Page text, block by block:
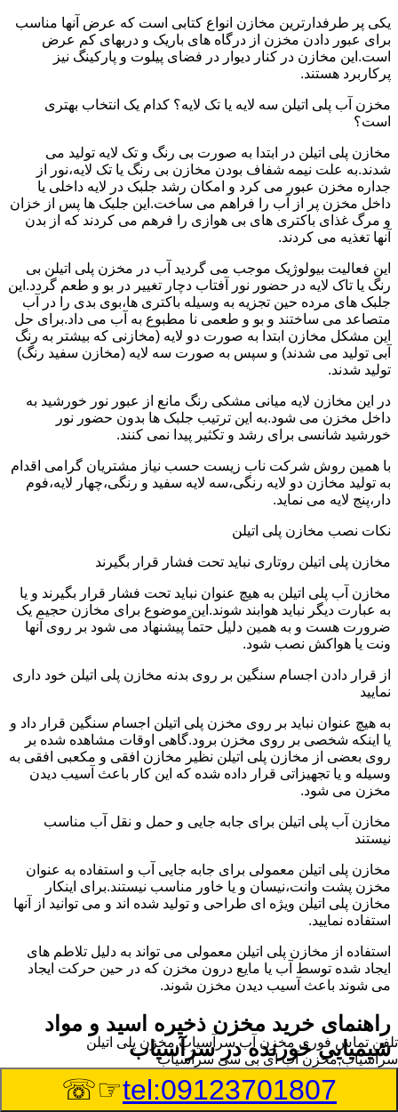
یکی پر طرفدارترین مخازن انواع کتابی است که عرض آنها مناسب
برای عبور دادن مخزن از درگاه های باریک و دربهای کم عرض
است.این مخازن در کنار دیوار در فضای پیلوت و پارکینگ نیز
پرکاربرد هستند.
مخزن آب پلی اتیلن سه لایه یا تک لایه؟ کدام یک انتخاب بهتری
است؟
مخازن پلی اتیلن در ابتدا به صورت بی رنگ و تک لایه تولید می
شدند.به علت نیمه شفاف بودن مخازن بی رنگ یا تک لایه،نور از
جداره مخزن عبور می کرد و امکان رشد جلبک در لایه داخلی یا
داخل مخزن پر از آب را فراهم می ساخت.این جلبک ها پس از خزان
و مرگ غذای باکتری های بی هوازی را فرهم می کردند که از بدن
آنها تغذیه می کردند.
این فعالیت بیولوژیک موجب می گردید آب در مخزن پلی اتیلن بی
رنگ یا تاک لایه در حضور نور آفتاب دچار تغییر در بو و طعم گردد.این
جلبک های مرده حین تجزیه به وسیله باکتری ها،بوی بدی را در آب
متصاعد می ساختند و بو و طعمی نا مطبوع به آب می داد.برای حل
این مشکل مخازن ابتدا به صورت دو لایه (مخازنی که بیشتر به رنگ
آبی تولید می شدند) و سپس به صورت سه لایه (مخازن سفید رنگ)
تولید شدند.
در این مخازن لایه میانی مشکی رنگ مانع از عبور نور خورشید به
داخل مخزن می شود.به این ترتیب جلبک ها بدون حضور نور
خورشید شانسی برای رشد و تکثیر پیدا نمی کنند.
با همین روش شرکت ناب زیست حسب نیاز مشتریان گرامی اقدام
به تولید مخازن دو لایه رنگی،سه لایه سفید و رنگی،چهار لایه،فوم
دار،پنج لایه می نماید.
نکات نصب مخازن پلی اتیلن
مخازن پلی اتیلن روتاری نباید تحت فشار قرار بگیرند
مخازن آب پلی اتیلن به هیچ عنوان نباید تحت فشار قرار بگیرند و یا
به عبارت دیگر نباید هوابند شوند.این موضوع برای مخازن حجیم یک
ضرورت هست و به همین دلیل حتماً پیشنهاد می شود بر روی آنها
ونت یا هواکش نصب شود.
از قرار دادن اجسام سنگین بر روی بدنه مخازن پلی اتیلن خود داری
نمایید
به هیچ عنوان نباید بر روی مخزن پلی اتیلن اجسام سنگین قرار داد و
یا اینکه شخصی بر روی مخزن برود.گاهی اوقات مشاهده شده بر
روی بعضی از مخازن پلی اتیلن نظیر مخازن افقی و مکعبی افقی به
وسیله و یا تجهیزاتی قرار داده شده که این کار باعث آسیب دیدن
مخزن می شود.
مخازن آب پلی اتیلن برای جابه جایی و حمل و نقل آب مناسب
نیستند
مخازن پلی اتیلن معمولی برای جابه جایی آب و استفاده به عنوان
مخزن پشت وانت،نیسان و یا خاور مناسب نیستند.برای اینکار
مخازن پلی اتیلن ویژه ای طراحی و تولید شده اند و می توانید از آنها
استفاده نمایید.
استفاده از مخازن پلی اتیلن معمولی می تواند به دلیل تلاطم های
ایجاد شده توسط آب یا مایع درون مخزن که در حین حرکت ایجاد
می شوند باعث آسیب دیدن مخزن شوند.
راهنمای خرید مخزن ذخیره اسید و مواد
شیمیایی خورنده در سرآسیاب
مخزن ذخیره اسید و مواد شیمیایی باید به گونه ای تولید شوند که
بتوانند در برابر چگالی نسبتا بالا و خورندگی انواع اسیدها مقاومت
تلفن تماس فوری مخزن آب سرآسیاب,مخزن پلی اتیلن
سرآسیاب,مخزن آب ای بی سی سرآسیاب
tel:09123701807
☞☏